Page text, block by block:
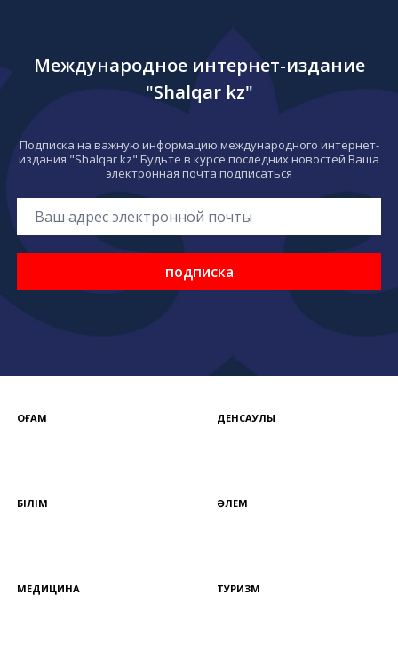
Международное интернет-издание
"Shalqar kz"
Подписка на важную информацию международного интернет-
издания "Shalqar kz" Будьте в курсе последних новостей Ваша
электронная почта подписаться
подписка
ҚОҒАМ ДЕНСАУЛЫҚ
БІЛІМ ӘЛЕМ
МЕДИЦИНА ТУРИЗМ